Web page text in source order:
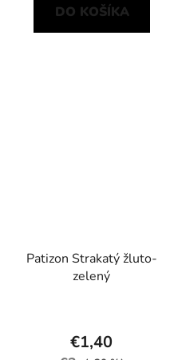
DO KOŠÍKA
Patizon Strakatý žluto-
zelený
€1,40